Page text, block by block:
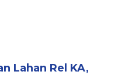
Lahan Rel KA,